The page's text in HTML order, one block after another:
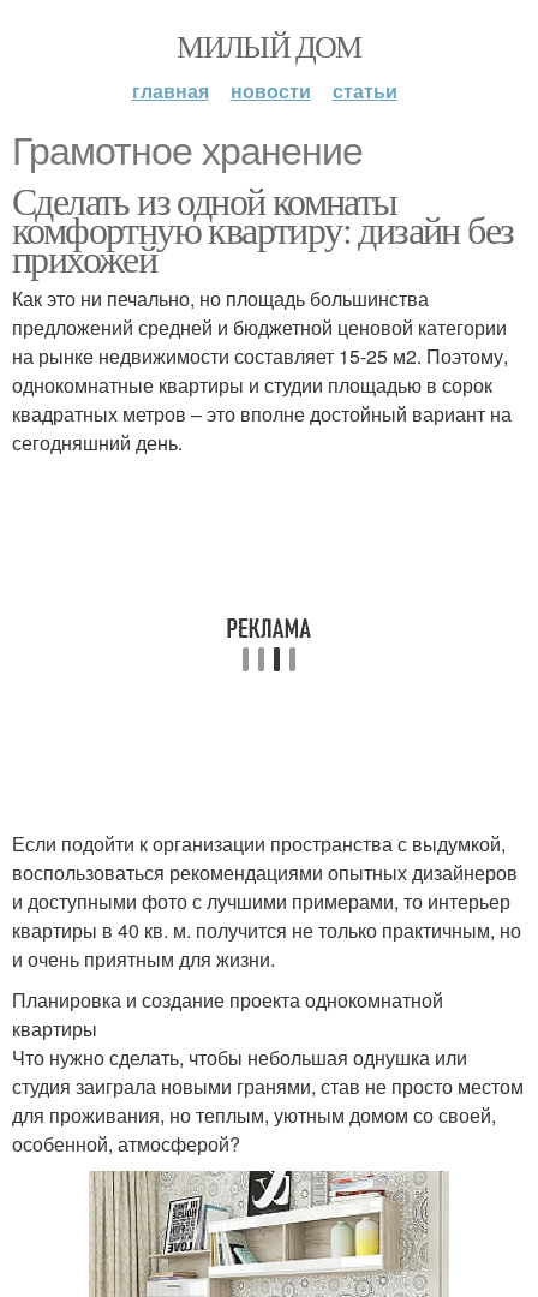
МИЛЫЙ ДОМ
главная новости статьи
Грамотное хранение
Сделать из одной комнаты
комфортную квартиру: дизайн без
прихожей
Как это ни печально, но площадь большинства
предложений средней и бюджетной ценовой категории
на рынке недвижимости составляет 15-25 м2. Поэтому,
однокомнатные квартиры и студии площадью в сорок
квадратных метров – это вполне достойный вариант на
сегодняшний день.
Если подойти к организации пространства с выдумкой,
воспользоваться рекомендациями опытных дизайнеров
и доступными фото с лучшими примерами, то интерьер
квартиры в 40 кв. м. получится не только практичным, но
и очень приятным для жизни.
Планировка и создание проекта однокомнатной
квартиры
Что нужно сделать, чтобы небольшая однушка или
студия заиграла новыми гранями, став не просто местом
для проживания, но теплым, уютным домом со своей,
особенной, атмосферой?